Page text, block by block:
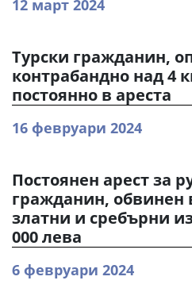
12 март 2024
Турски гражданин,
контрабандно над 4
постоянно в ареста
16 февруари 2024
Постоянен арест за
гражданин, обвинен
златни и сребърни
000 лева
6 февруари 2024